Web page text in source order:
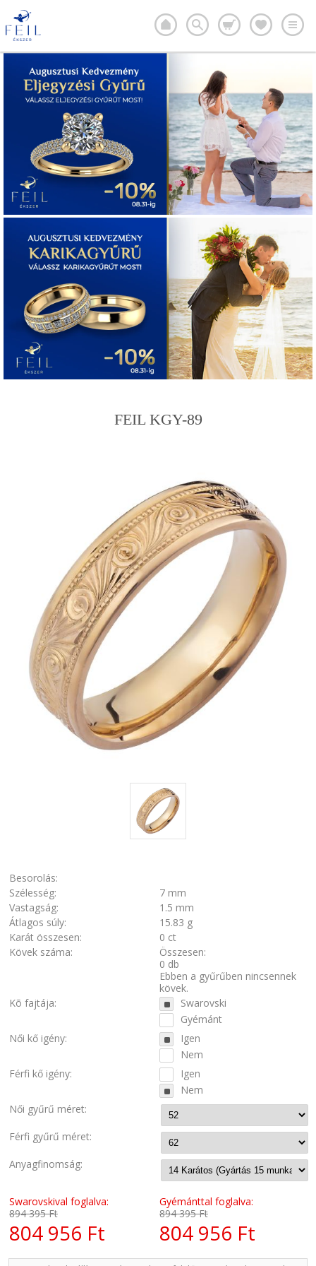
FEIL KGY-89
Besorolás:
Szélesség:
7 mm
Vastagság:
1.5 mm
Átlagos súly:
15.83 g
Karát összesen:
0 ct
Kövek száma:
Összesen:
0 db
Ebben a gyűrűben nincsennek
kövek.
Kõ fajtája:
Swarovski
Gyémánt
Női kő igény:
Igen
Nem
Férfi kő igény:
Igen
Nem
Női gyűrű méret:
Férfi gyűrű méret:
Anyagfinomság:
Swarovskival foglalva:
894 395 Ft
804 956 Ft
Gyémánttal foglalva:
894 395 Ft
804 956 Ft